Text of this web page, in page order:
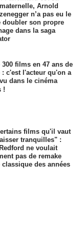
Arnold
n’a pas eu le
doubler son propre
dans la saga
300 films en 47 ans de
: c'est l'acteur qu'on a
dans le cinéma
!
films qu'il vaut
tranquilles" :
ne voulait
pas de remake
des années